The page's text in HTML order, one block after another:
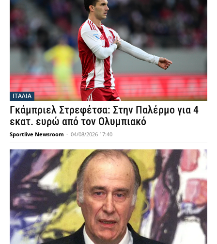
ΙΤΑΛΙΑ
Γκάμπριελ Στρεφέτσα: Στην Παλέρμο για 4
εκατ. ευρώ από τον Ολυμπιακό
Sportlive Newsroom - 04/08/2026 17:40